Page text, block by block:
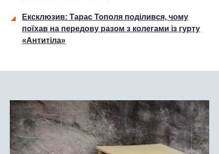
Ексклюзив: Тарас Тополя поділився, чому
поїхав на передову разом з колегами із гурту
«Антитіла»